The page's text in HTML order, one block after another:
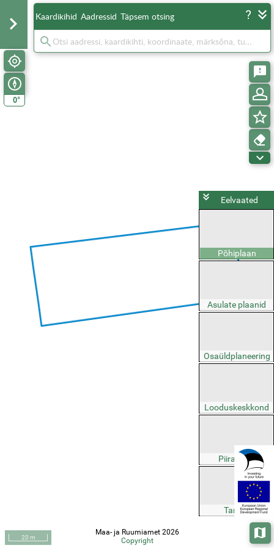
0°
Kaardikihid Aadressid Täpsem otsing
20 m
Maa- ja Ruumiamet 2026
Copyright
Eelvaated
Põhiplaan
Asulate plaanid
Osaüldplaneering
Looduskeskkond
Piirangud
Taristu